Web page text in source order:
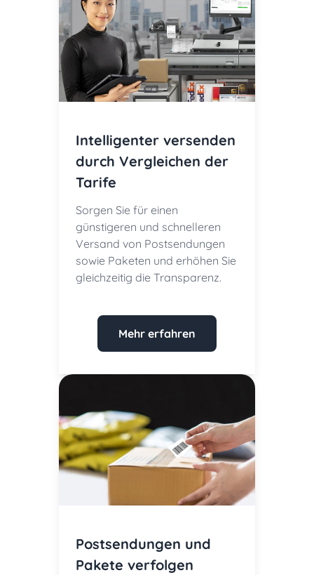
Intelligenter versenden
durch Vergleichen der
Tarife
Sorgen Sie für einen
günstigeren und schnelleren
Versand von Postsendungen
sowie Paketen und erhöhen Sie
gleichzeitig die Transparenz.
Mehr erfahren
Postsendungen und
Pakete verfolgen